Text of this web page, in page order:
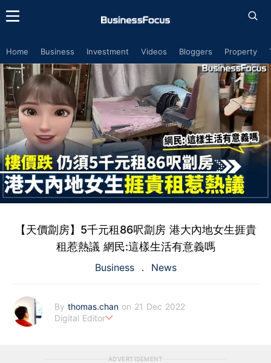
Home Business Investment Videos Bloggers Property
【天價劏房】5千元租86呎劏房 港大內地女生捱貴
租惹熱議 網民:這樣生活有意義嗎
Business News
By thomas.chan on 21 Dec 2022
Digital Editor
ADVERTISEMENT